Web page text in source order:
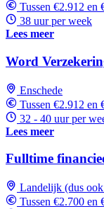
Tussen €2.912 en
38 uur per week
Lees meer
Word
Enschede
Tussen €2.912 en
32 - 40 uur per
Lees meer
Fulltime
Landelijk (dus
Tussen €2.700 en